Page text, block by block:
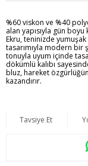
%60 viskon ve %40
alan yapısıyla gün
Ekru, teninizde
tasarımıyla modern bir
tonuyla uyum içinde
dökümlü kalıbı
bluz, hareket
kazandırır.
Tavsiye Et